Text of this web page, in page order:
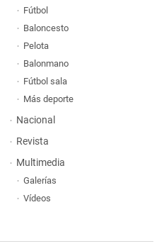
Fútbol
Baloncesto
Pelota
Balonmano
Fútbol sala
Más deporte
Nacional
Revista
Multimedia
Galerías
Vídeos